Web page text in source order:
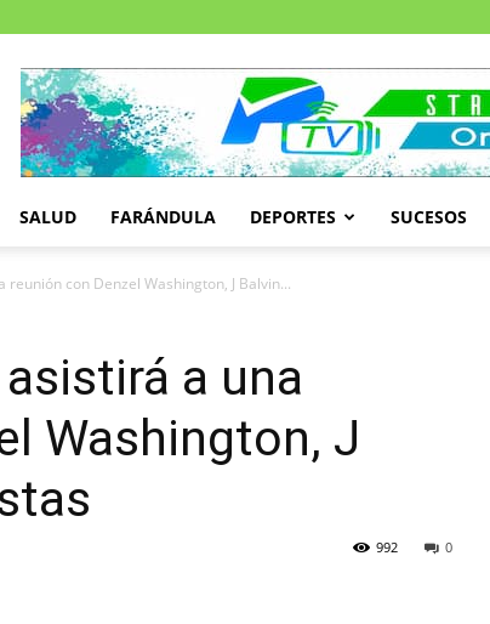
SALUD FARÁNDULA DEPORTES SUCESOS
reunión con Denzel Washington, J Balvin...
a una
Washington, J
0
992